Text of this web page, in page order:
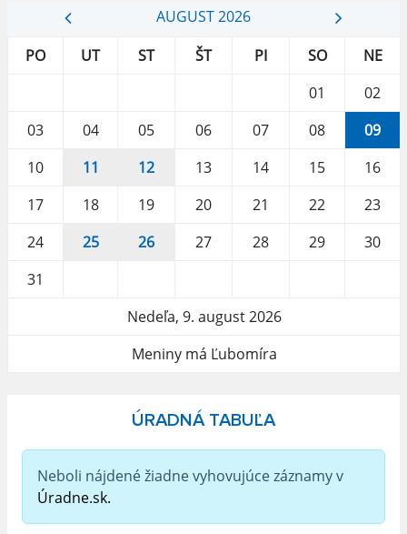
AUGUST 2026
PO
UT ST ŠT PI SO
NE
01
02
03
04 05 06 07 08
09
10
11 12 13 14 15
16
17
18 19 20 21 22
23
24
25 26 27 28 29
30
31
Nedeľa, 9. august 2026
Meniny má Ľubomíra
ÚRADNÁ TABUĽA
Neboli nájdené žiadne vyhovujúce záznamy v
Úradne.sk.